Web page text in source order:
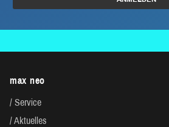
max neo
Service
Aktuelles